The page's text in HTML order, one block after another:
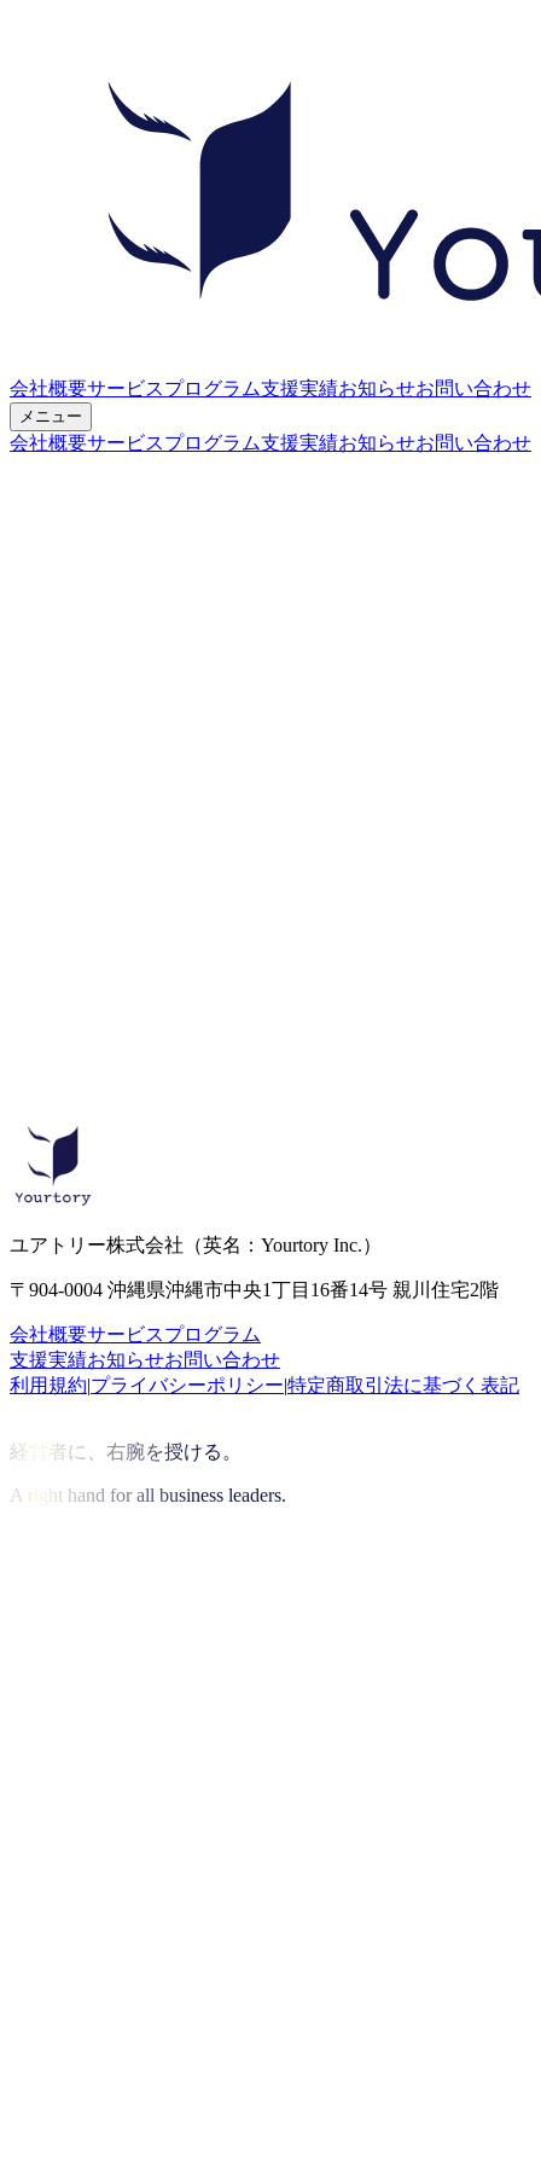
会社概要サービスプログラム支援実績お知らせお問い合わせ
メニュー
会社概要サービスプログラム支援実績お知らせお問い合わせ
ユアトリー株式会社 （英名：Yourtory Inc.）
〒904-0004 沖縄県沖縄市中央1丁目16番14号 親川住宅2階
会社概要サービスプログラム
支援実績お知らせお問い合わせ
利用規約|プライバシーポリシー|特定商取引法に基づく表記
経営者に、右腕を授ける。
A right hand for all business leaders.